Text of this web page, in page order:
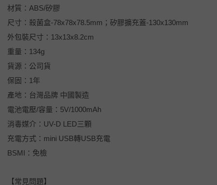
材質：ABS/矽膠
尺寸：殺菌盒-78x78x78.5mm；矽膠擴充蓋-130x130mm
外包裝尺寸：13x13x8.2cm
重量：134g
貨源：公司貨
保固：1年
產地：台灣品牌 中國製造
電池電壓/容量：5V/1000mAh
消毒媒介：UV-D LED三顆
充電方式：mini USB轉USB充電
BSMI：免檢
【常見問題】